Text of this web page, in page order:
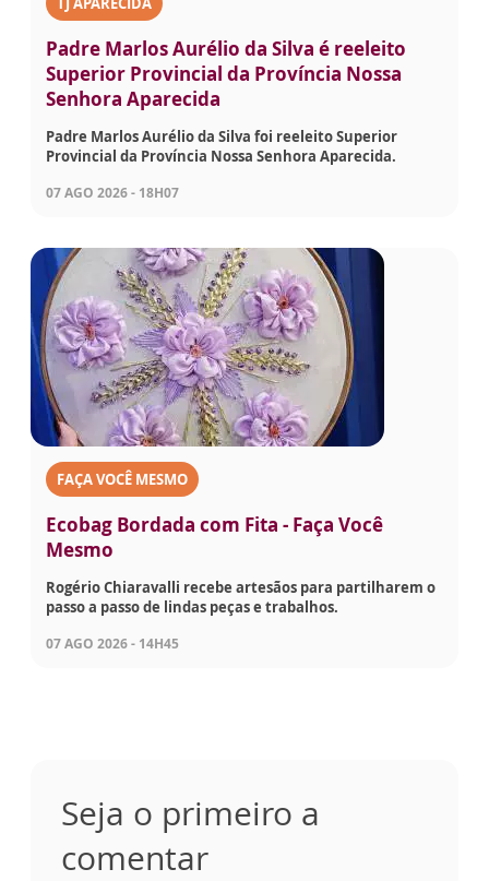
Padre Marlos Aurélio da Silva é reeleito
Superior Provincial da Província Nossa
Senhora Aparecida
Padre Marlos Aurélio da Silva foi reeleito Superior
Provincial da Província Nossa Senhora Aparecida.
07 AGO 2026 - 18H07
FAÇA VOCÊ MESMO
Ecobag Bordada com Fita - Faça Você
Mesmo
Rogério Chiaravalli recebe artesãos para partilharem o
passo a passo de lindas peças e trabalhos.
07 AGO 2026 - 14H45
Seja o primeiro a
comentar